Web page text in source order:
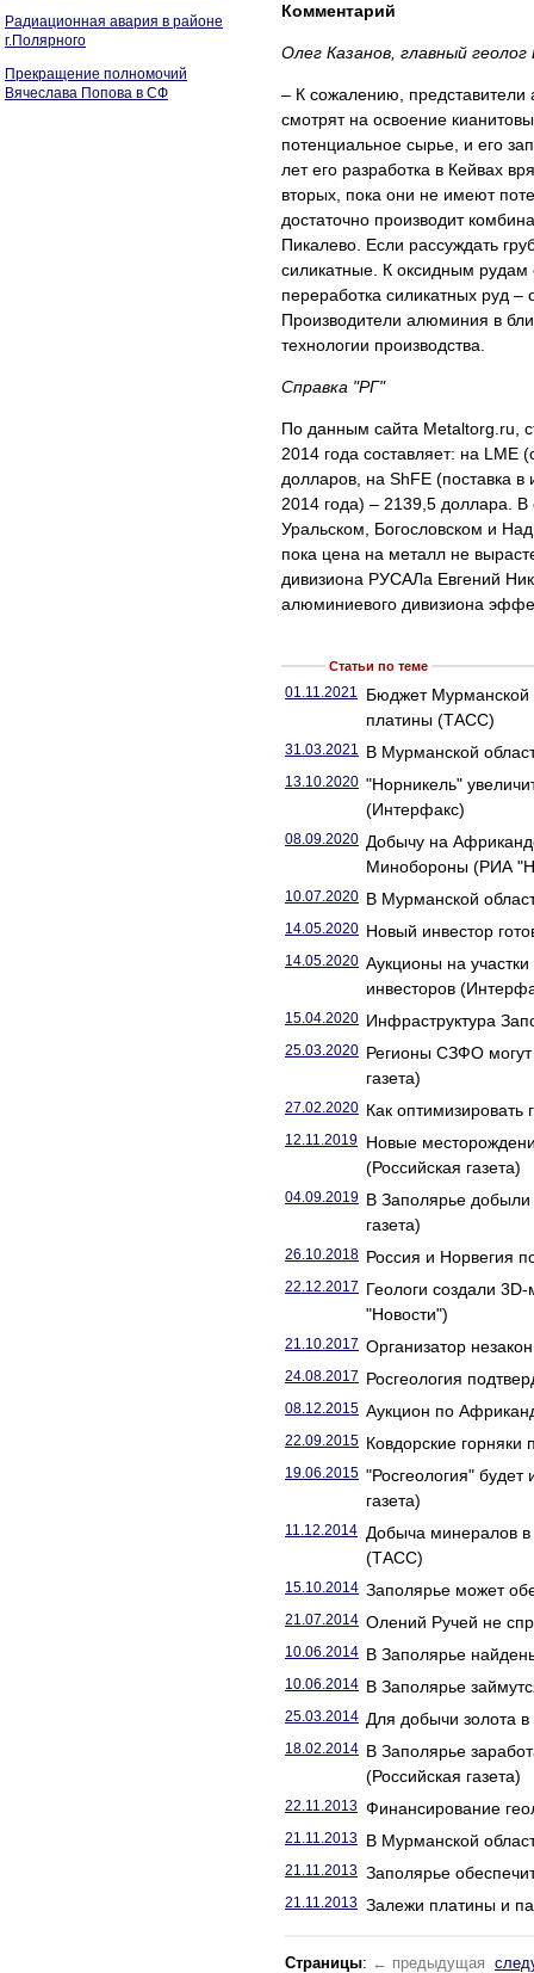
Радиационная авария в районе
г.Полярного
Прекращение полномочий
Вячеслава Попова в СФ
Комментарий
Олег Казанов, главный
– К сожалению, представители
смотрят на освоение
потенциальное сырье, и его
лет его разработка в Кейвах
вторых, пока они не имеют
достаточно производит
Пикалево. Если рассуждать
силикатные. К оксидным рудам
переработка силикатных руд –
Производители алюминия в
технологии производства.
Справка "РГ"
По данным сайта Metaltorg.ru,
2014 года составляет: на LME
долларов, на ShFE (поставка
2014 года) – 2139,5 доллара.
Уральском, Богословском и
пока цена на металл не
дивизиона РУСАЛа Евгений
алюминиевого дивизиона
Статьи по теме
01.11.2021
Бюджет Мурманской
платины (ТАСС)
31.03.2021 В Мурманской
13.10.2020 "Норникель"
(Интерфакс)
08.09.2020 Добычу на
Минобороны (РИА
10.07.2020 В Мурманской
14.05.2020 Новый инвестор
14.05.2020 Аукционы на
инвесторов
15.04.2020 Инфраструктура
25.03.2020 Регионы СЗФО могут
газета)
27.02.2020 Как оптимизировать
12.11.2019 Новые
(Российская газета)
04.09.2019 В Заполярье
газета)
26.10.2018 Россия и Норвегия
22.12.2017 Геологи создали
"Новости")
21.10.2017 Организатор
24.08.2017 Росгеология
08.12.2015 Аукцион по
22.09.2015 Ковдорские горняки
19.06.2015 "Росгеология" будет
газета)
11.12.2014 Добыча минералов в
(ТАСС)
15.10.2014 Заполярье может
21.07.2014 Олений Ручей не
10.06.2014 В Заполярье
10.06.2014 В Заполярье
25.03.2014 Для добычи золота в
18.02.2014 В Заполярье
(Российская газета)
22.11.2013 Финансирование
21.11.2013 В Мурманской
21.11.2013 Заполярье
21.11.2013 Залежи платины и
Страницы: ← предыдущая